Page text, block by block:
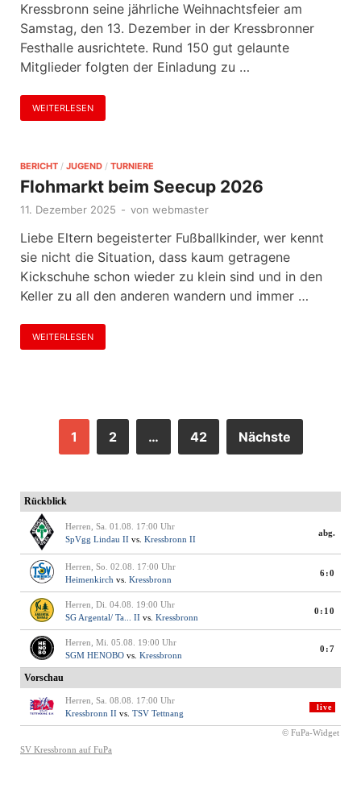
Kressbronn seine jährliche Weihnachtsfeier am
Samstag, den 13. Dezember in der Kressbronner
Festhalle ausrichtete. Rund 150 gut gelaunte
Mitglieder folgten der Einladung zu …
WEITERLESEN
BERICHT / JUGEND / TURNIERE
Flohmarkt beim Seecup 2026
11. Dezember 2025 - von webmaster
Liebe Eltern begeisterter Fußballkinder, wer kennt
sie nicht die Situation, dass kaum getragene
Kickschuhe schon wieder zu klein sind und in den
Keller zu all den anderen wandern und immer …
WEITERLESEN
1 2 … 42 Nächste